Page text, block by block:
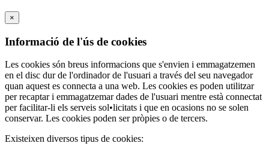
×
Informació de l'ús de cookies
Les cookies són breus informacions que s'envien i emmagatzemen
en el disc dur de l'ordinador de l'usuari a través del seu navegador
quan aquest es connecta a una web. Les cookies es poden utilitzar
per recaptar i emmagatzemar dades de l'usuari mentre està connectat
per facilitar-li els serveis sol•licitats i que en ocasions no se solen
conservar. Les cookies poden ser pròpies o de tercers.
Existeixen diversos tipus de cookies: